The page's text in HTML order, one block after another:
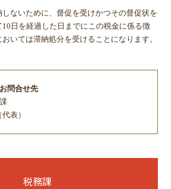
ないために、督促を受けかつその督促状を
日を経過した日までにこの税金に係る徴
いては滞納処分を受けることになります。
問合せ先
表）
税務課